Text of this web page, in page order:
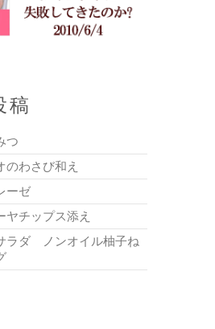
稿
つ
のわさび和え
ーゼ
チップス添え
ラダ ノンオイル柚子ね